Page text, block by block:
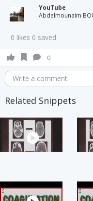
YouTube
Abdelmounaim
0 likes 0 saved
0
Write a comment
Related Snippets